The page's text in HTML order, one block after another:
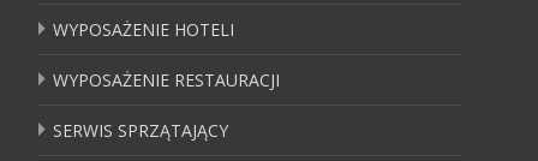
WYPOSAŻENIE HOTELI
WYPOSAŻENIE RESTAURACJI
SERWIS SPRZĄTAJĄCY